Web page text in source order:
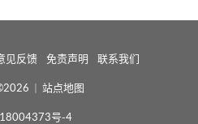
见反馈 免责声明 联系我们
站点地图
号-4